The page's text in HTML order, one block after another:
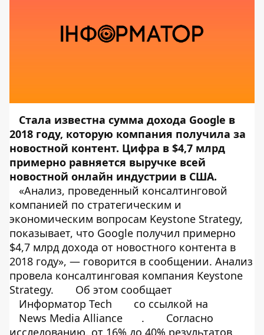
Стала известна сумма дохода Google в
2018 году, которую компания получила за
новостной контент. Цифра в $4,7 млрд
примерно равняется выручке всей
новостной онлайн индустрии в США.
«Анализ, проведенный консалтинговой
компанией по стратегическим и
экономическим вопросам Keystone Strategy,
показывает, что Google получил примерно
$4,7 млрд дохода от новостного контента в
2018 году», — говорится в сообщении. Анализ
провела консалтинговая компания Keystone
Strategy.
Об этом сообщает
Информатор Tech
со ссылкой на
News Media Alliance
.
Согласно
исследованию, от 16% до 40% результатов